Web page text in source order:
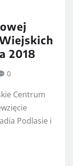
2018
0
Centrum
Podlasie i